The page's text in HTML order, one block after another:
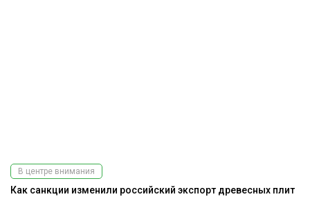
В центре внимания
Как санкции изменили российский экспорт древесных плит